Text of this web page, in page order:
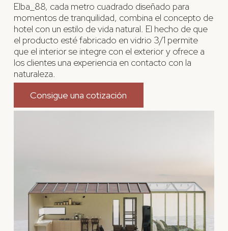
Elba_88, cada metro cuadrado diseñado para
momentos de tranquilidad, combina el concepto de
hotel con un estilo de vida natural. El hecho de que
el producto esté fabricado en vidrio 3/1 permite
que el interior se integre con el exterior y ofrece a
los clientes una experiencia en contacto con la
naturaleza.
Consigue una cotización